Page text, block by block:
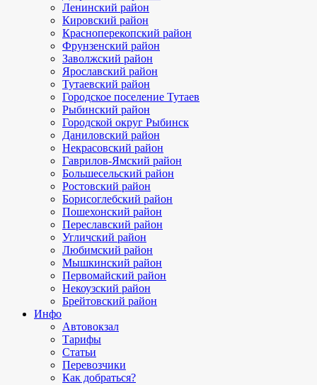
Ленинский район
Кировский район
Красноперекопский район
Фрунзенский район
Заволжский район
Ярославский район
Тутаевский район
Городское поселение Тутаев
Рыбинский район
Городской округ Рыбинск
Даниловский район
Некрасовский район
Гаврилов-Ямский район
Большесельский район
Ростовский район
Борисоглебский район
Пошехонский район
Переславский район
Угличский район
Любимский район
Мышкинский район
Первомайский район
Некоузский район
Брейтовский район
Инфо
Автовокзал
Тарифы
Статьи
Перевозчики
Как добраться?